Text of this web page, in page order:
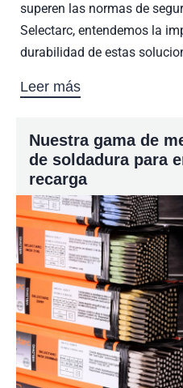
superen las normas de
Selectarc, entendemos la
durabilidad de estas
Leer más
Nuestra gama de
de soldadura para
recarga